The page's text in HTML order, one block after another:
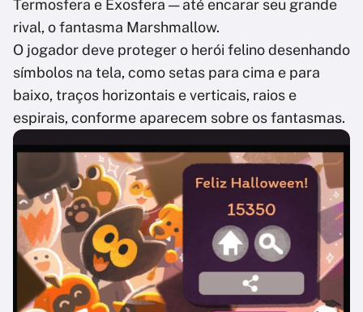
Termosfera e Exosfera — até encarar seu grande
rival, o fantasma Marshmallow.
O jogador deve proteger o herói felino desenhando
símbolos na tela, como setas para cima e para
baixo, traços horizontais e verticais, raios e
espirais, conforme aparecem sobre os fantasmas.